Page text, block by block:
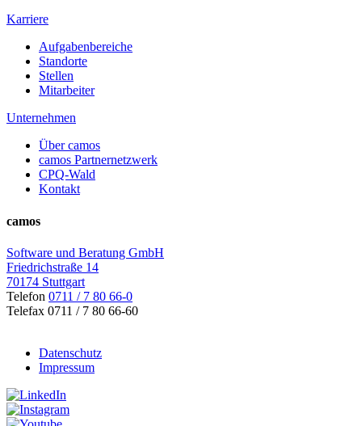
Karriere
Aufgabenbereiche
Standorte
Stellen
Mitarbeiter
Unternehmen
Über camos
camos Partnernetzwerk
CPQ-Wald
Kontakt
camos
Software und Beratung GmbH
Friedrichstraße 14
70174 Stuttgart
Telefon 0711 / 7 80 66-0
Telefax 0711 / 7 80 66-60
Datenschutz
Impressum